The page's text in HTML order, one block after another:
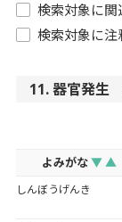
検索対象に関
検索対象に注
11. 器官発生
よみがな▼ ▲
しんぼうげんき